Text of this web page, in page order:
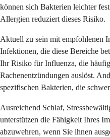
können sich Bakterien leichter
Allergien reduziert dieses Risiko.
Aktuell zu sein mit empfohlenen
Infektionen, die diese Bereiche
Ihr Risiko für Influenza, die
Rachenentzündungen auslöst.
spezifischen Bakterien, die
Ausreichend Schlaf,
unterstützen die Fähigkeit Ihres
abzuwehren, wenn Sie ihnen